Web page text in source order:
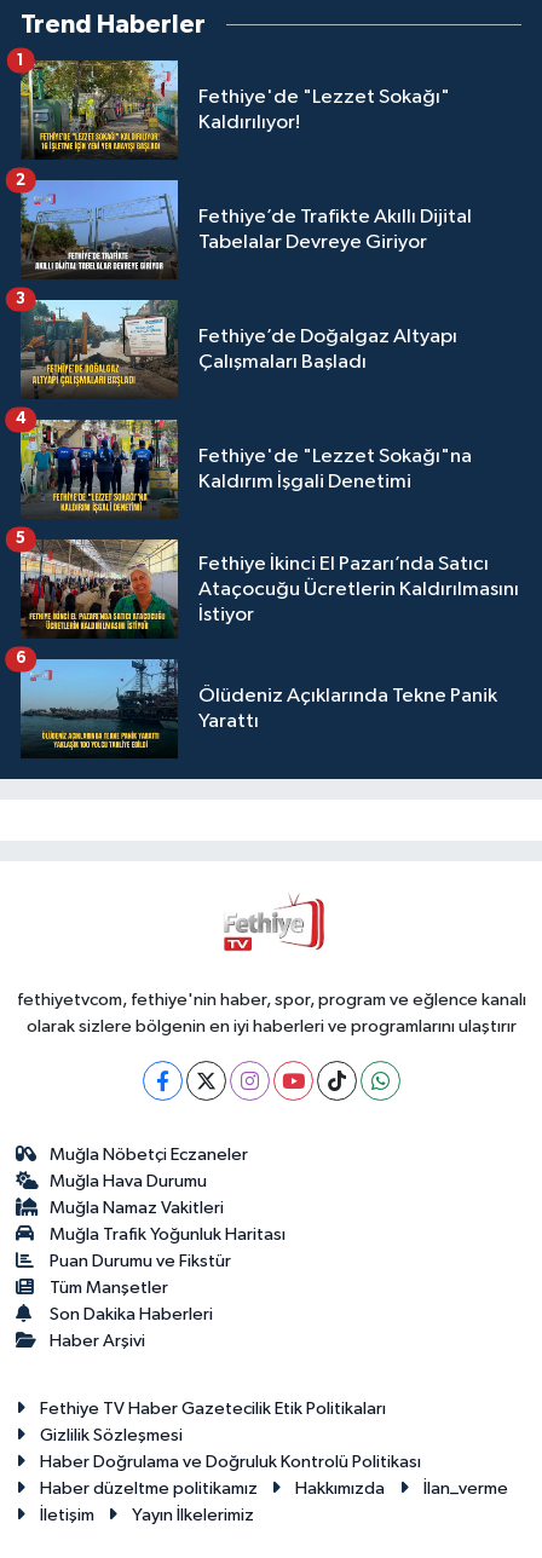
Trend Haberler
Fethiye'de "Lezzet Sokağı"
Kaldırılıyor!
1
Fethiye’de Trafikte Akıllı Dijital
Tabelalar Devreye Giriyor
2
Fethiye’de Doğalgaz Altyapı
Çalışmaları Başladı
3
Fethiye'de "Lezzet Sokağı"na
Kaldırım İşgali Denetimi
4
Fethiye İkinci El Pazarı’nda Satıcı
Ataçocuğu Ücretlerin Kaldırılmasını
İstiyor
5
Ölüdeniz Açıklarında Tekne Panik
Yarattı
6
fethiyetvcom, fethiye'nin haber, spor, program ve eğlence kanalı
olarak sizlere bölgenin en iyi haberleri ve programlarını ulaştırır
Muğla Nöbetçi Eczaneler
Muğla Hava Durumu
Muğla Namaz Vakitleri
Muğla Trafik Yoğunluk Haritası
Puan Durumu ve Fikstür
Tüm Manşetler
Son Dakika Haberleri
Haber Arşivi
Fethiye TV Haber Gazetecilik Etik Politikaları
Gizlilik Sözleşmesi
Haber Doğrulama ve Doğruluk Kontrolü Politikası
Haber düzeltme politikamız
Hakkımızda
İlan_verme
İletişim
Yayın İlkelerimiz